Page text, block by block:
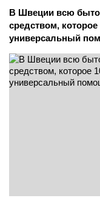
В Швеции всю
средством, которое
универсальный